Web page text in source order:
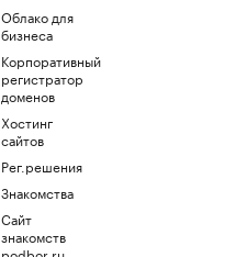
Облако для
бизнеса
Корпоративный
регистратор
доменов
Хостинг
сайтов
Рег.решения
Знакомства
Сайт
знакомств